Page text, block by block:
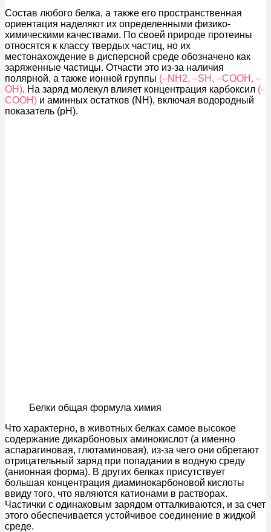
Состав любого белка, а также его пространственная
ориентация наделяют их определенными физико-
химическими качествами. По своей природе протеины
относятся к классу твердых частиц, но их
местонахождение в дисперсной среде обозначено как
заряженные частицы. Отчасти это из-за наличия
полярной, а также ионной группы (–NH2, –SH, –COOH, –
OH). На заряд молекул влияет концентрация карбоксил (-
СООН) и аминных остатков (NH), включая водородный
показатель (рН).
Белки общая формула химия
Что характерно, в животных белках самое высокое
содержание дикарбоновых аминокислот (а именно
аспарагиновая, глютаминовая), из-за чего они обретают
отрицательный заряд при попадании в водную среду
(анионная форма). В других белках присутствует
большая концентрация диаминокарбоновой кислоты
ввиду того, что являются катионами в растворах.
Частички с одинаковым зарядом отталкиваются, и за счет
этого обеспечивается устойчивое соединение в жидкой
среде.